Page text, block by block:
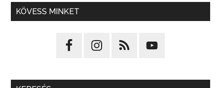
KÖVESS MINKET